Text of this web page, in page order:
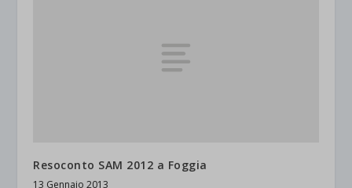
Resoconto SAM 2012 a Foggia
13 Gennaio 2013